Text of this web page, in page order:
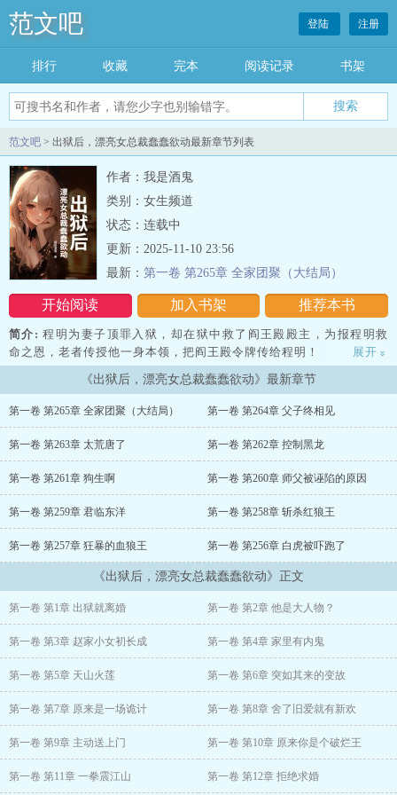
范文吧 登陆 注册
排行 收藏 完本 阅读记录 书架
范文吧 > 出狱后，漂亮女总裁蠢蠢欲动最新章节列表
作者：我是酒鬼
类别：女生频道
状态：连载中
开始阅读 加入书架 推荐本书
更新：2025-11-10 23:56
最新： 第一卷 第265章 全家团聚（大结局）
简介: 程明为妻子顶罪入狱，却在狱中救了阎王殿殿主，为报程明救
命之恩，老者传授他一身本领，把阎王殿令牌传给程明！
出狱后，程明王者归来，手握阎王殿令牌，权势滔天，医术无双！而
在来迎接他的妻子，却把一纸离婚协议甩到程明脸上！
这时，程明才知道，他用生命守护的女人只不过是在利用他！从此，
程明只求财不求爱，凭借通天本领，翻手为云覆手为雨，独霸天下！
展开 »
《出狱后，漂亮女总裁蠢蠢欲动》最新章节
第一卷 第265章 全家团聚（大结局） 第一卷 第264章 父子终相见
第一卷 第263章 太荒唐了 第一卷 第262章 控制黑龙
第一卷 第261章 狗生啊 第一卷 第260章 师父被诬陷的原因
第一卷 第259章 君临东洋 第一卷 第258章 斩杀红狼王
第一卷 第257章 狂暴的血狼王 第一卷 第256章 白虎被吓跑了
《出狱后，漂亮女总裁蠢蠢欲动》正文
第一卷 第1章 出狱就离婚 第一卷 第2章 他是大人物？
第一卷 第3章 赵家小女初长成 第一卷 第4章 家里有内鬼
第一卷 第5章 天山火莲 第一卷 第6章 突如其来的变故
第一卷 第7章 原来是一场诡计 第一卷 第8章 舍了旧爱就有新欢
第一卷 第9章 主动送上门 第一卷 第10章 原来你是个破烂王
第一卷 第11章 一拳震江山 第一卷 第12章 拒绝求婚